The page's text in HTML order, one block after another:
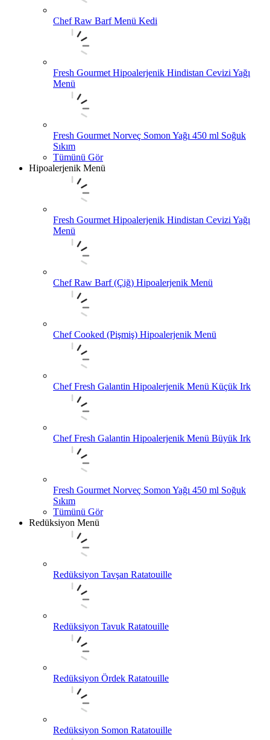
Chef Raw Barf Menü Kedi
Fresh Gourmet Hipoalerjenik Hindistan Cevizi Yağı
Menü
Fresh Gourmet Norveç Somon Yağı 450 ml Soğuk
Sıkım
Tümünü Gör
Hipoalerjenik Menü
Fresh Gourmet Hipoalerjenik Hindistan Cevizi Yağı
Menü
Chef Raw Barf (Çiğ) Hipoalerjenik Menü
Chef Cooked (Pişmiş) Hipoalerjenik Menü
Chef Fresh Galantin Hipoalerjenik Menü Küçük Irk
Chef Fresh Galantin Hipoalerjenik Menü Büyük Irk
Fresh Gourmet Norveç Somon Yağı 450 ml Soğuk
Sıkım
Tümünü Gör
Redüksiyon Menü
Redüksiyon Tavşan Ratatouille
Redüksiyon Tavuk Ratatouille
Redüksiyon Ördek Ratatouille
Redüksiyon Somon Ratatouille